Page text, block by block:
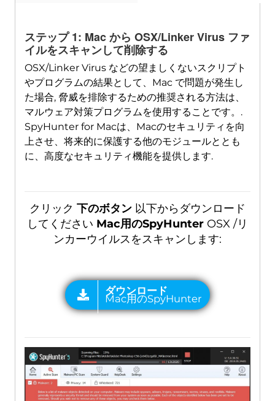
ステップ 1: Mac から OSX/Linker Virus ファ
イルをスキャンして削除する
OSX/Linker Virus などの望ましくないスクリプト
やプログラムの結果として、Mac で問題が発生し
た場合, 脅威を排除するための推奨される方法は、
マルウェア対策プログラムを使用することです。.
SpyHunter for Macは、Macのセキュリティを向
上させ、将来的に保護する他のモジュールととも
に、高度なセキュリティ機能を提供します.
クリック 下のボタン以下からダウンロード
してください Mac用のSpyHunterOSX /リ
ンカーウイルスをスキャンします: